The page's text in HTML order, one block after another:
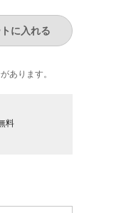
に入れる
あります。
料